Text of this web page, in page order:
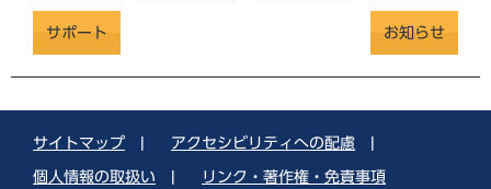
サポート お知らせ
サイトマップ アクセシビリティへの配慮
個人情報の取扱い リンク・著作権・免責事項